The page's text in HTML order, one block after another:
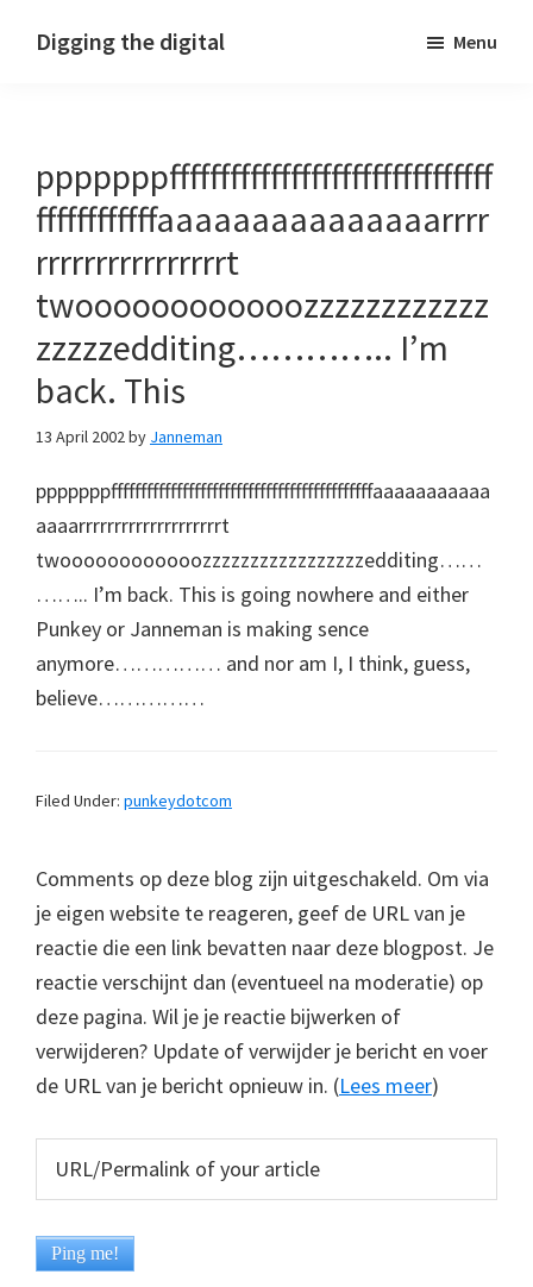
Digging the digital Menu
pppppppffffffffffffffffffffffffffffffff
ffffffffffffaaaaaaaaaaaaaaarrrr
rrrrrrrrrrrrrrrrt
twoooooooooooozzzzzzzzzzzz
zzzzzedditing………….. I’m
back. This
13 April 2002by Janneman
pppppppffffffffffffffffffffffffffffffffffffffffffffaaaaaaaaaaa
aaaarrrrrrrrrrrrrrrrrrrrt
twoooooooooooozzzzzzzzzzzzzzzzzedditing……
…….. I’m back. This is going nowhere and either
Punkey or Janneman is making sence
anymore…………… and nor am I, I think, guess,
believe……………
Filed Under: punkeydotcom
Comments op deze blog zijn uitgeschakeld. Om via
je eigen website te reageren, geef de URL van je
reactie die een link bevatten naar deze blogpost. Je
reactie verschijnt dan (eventueel na moderatie) op
deze pagina. Wil je je reactie bijwerken of
verwijderen? Update of verwijder je bericht en voer
de URL van je bericht opnieuw in. (Lees meer)